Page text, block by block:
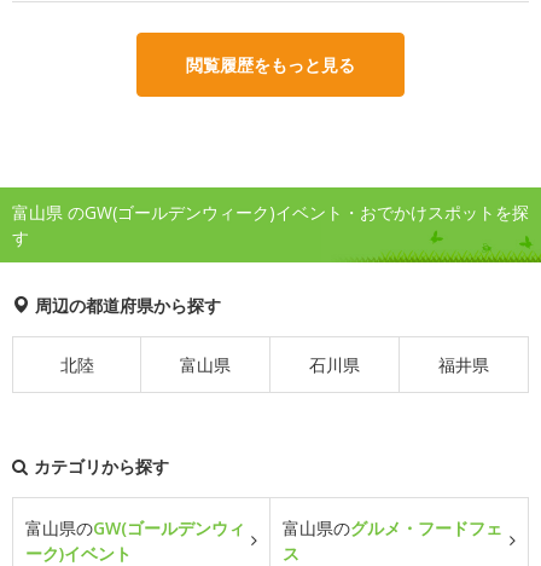
閲覧履歴をもっと見る
富山県 のGW(ゴールデンウィーク)イベント・おでかけスポットを探
す
周辺の都道府県から探す
北陸 富山県 石川県 福井県
カテゴリから探す
富山県のGW(ゴールデンウィ
ーク)イベント
富山県のグルメ・フードフェ
ス